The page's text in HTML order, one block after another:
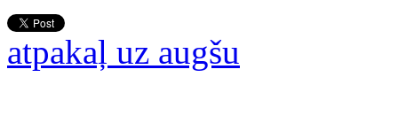
atpakaļ uz augšu